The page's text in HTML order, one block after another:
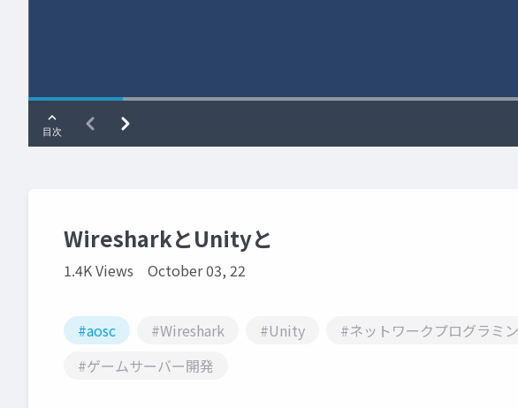
WiresharkとUnityと
1.4K Views October 03, 22
#aosc #Wireshark #Unity #ネットワークプログラミ
#ゲームサーバー開発